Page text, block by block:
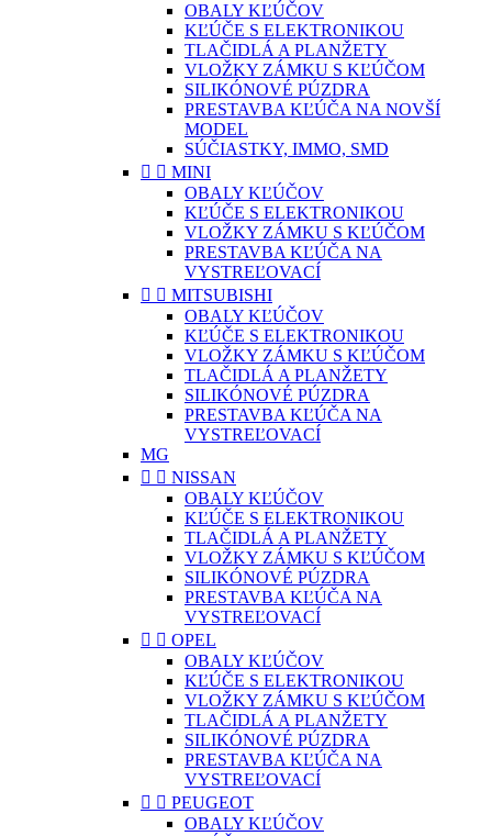
OBALY KĽÚČOV
KĽÚČE S ELEKTRONIKOU
TLAČIDLÁ A PLANŽETY
VLOŽKY ZÁMKU S KĽÚČOM
SILIKÓNOVÉ PÚZDRA
PRESTAVBA KĽÚČA NA NOVŠÍ
MODEL
SÚČIASTKY, IMMO, SMD
  MINI
OBALY KĽÚČOV
KĽÚČE S ELEKTRONIKOU
VLOŽKY ZÁMKU S KĽÚČOM
PRESTAVBA KĽÚČA NA
VYSTREĽOVACÍ
  MITSUBISHI
OBALY KĽÚČOV
KĽÚČE S ELEKTRONIKOU
VLOŽKY ZÁMKU S KĽÚČOM
TLAČIDLÁ A PLANŽETY
SILIKÓNOVÉ PÚZDRA
PRESTAVBA KĽÚČA NA
VYSTREĽOVACÍ
MG
  NISSAN
OBALY KĽÚČOV
KĽÚČE S ELEKTRONIKOU
TLAČIDLÁ A PLANŽETY
VLOŽKY ZÁMKU S KĽÚČOM
SILIKÓNOVÉ PÚZDRA
PRESTAVBA KĽÚČA NA
VYSTREĽOVACÍ
  OPEL
OBALY KĽÚČOV
KĽÚČE S ELEKTRONIKOU
VLOŽKY ZÁMKU S KĽÚČOM
TLAČIDLÁ A PLANŽETY
SILIKÓNOVÉ PÚZDRA
PRESTAVBA KĽÚČA NA
VYSTREĽOVACÍ
  PEUGEOT
OBALY KĽÚČOV